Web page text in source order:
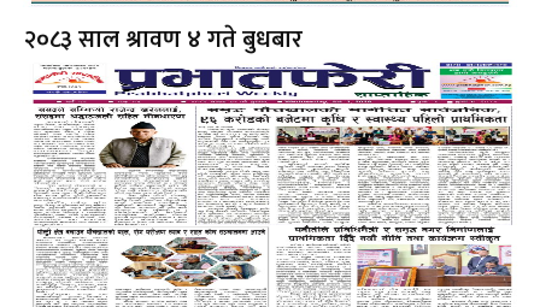
२०८३ साल श्रावण ४ गते बुधबार